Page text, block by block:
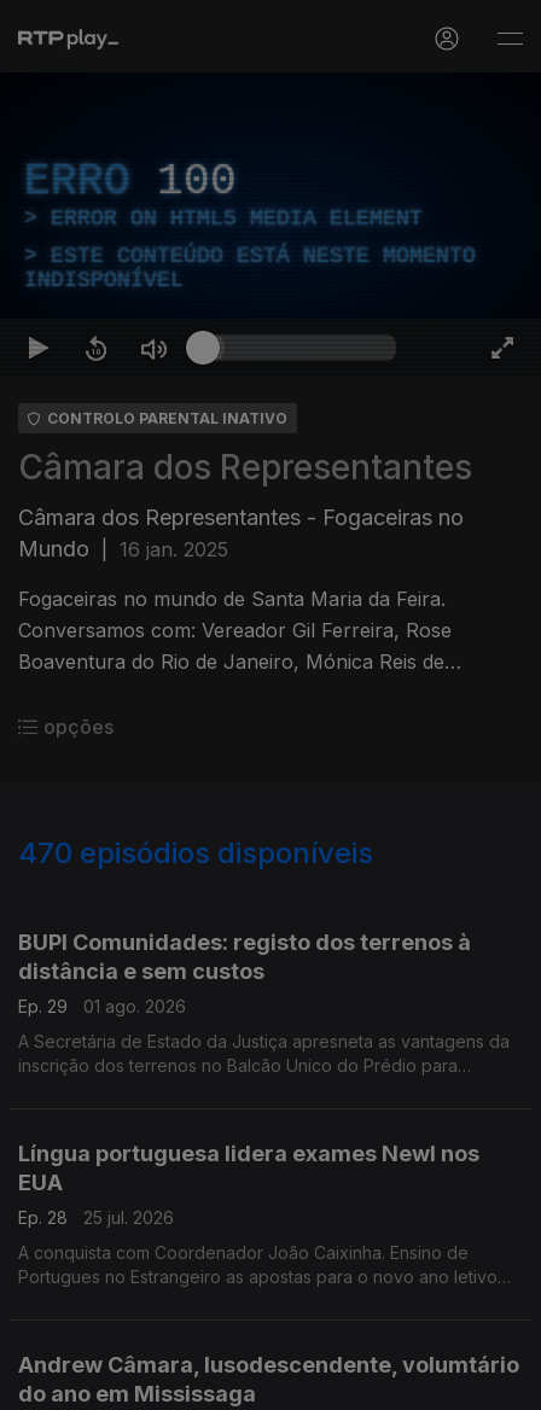
ERRO 100
ERROR ON HTML5 MEDIA ELEMENT
ESTE CONTEÚDO ESTÁ NESTE MOMENTO
INDISPONÍVEL
CONTROLO PARENTAL INATIVO
Câmara dos Representantes
Câmara dos Representantes - Fogaceiras no
Mundo
16 jan. 2025
Fogaceiras no mundo de Santa Maria da Feira.
Conversamos com: Vereador Gil Ferreira, Rose
Boaventura do Rio de Janeiro, Mónica Reis de
Machado
opções
470 episódios disponíveis
BUPI Comunidades: registo dos terrenos à
distância e sem custos
Ep. 29
01 ago. 2026
A Secretária de Estado da Justiça apresneta as vantagens da
inscrição dos terrenos no Balcão Unico do Prédio para
Língua portuguesa lidera exames Newl nos
EUA
Ep. 28
25 jul. 2026
A conquista com Coordenador João Caixinha. Ensino de
Portugues no Estrangeiro as apostas para o novo ano letivo
Andrew Câmara, lusodescendente, volumtário
do ano em Mississaga